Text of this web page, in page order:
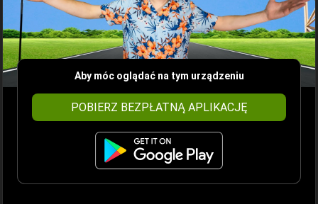
Aby móc oglądać na tym urządzeniu
POBIERZ BEZPŁATNĄ APLIKACJĘ